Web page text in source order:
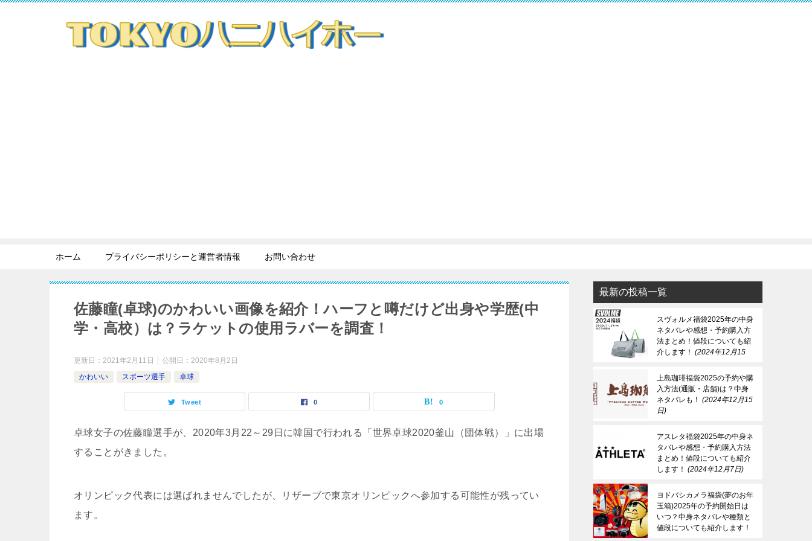
ホーム プライバシーポリシーと運営者情報 お問い合わせ
佐藤瞳(卓球)のかわいい画像を紹介！ハーフと噂だけど出身や学歴(中
学・高校）は？ラケットの使用ラバーを調査！
更新日： 2021年2月11日 公開日： 2020年8月2日
かわいい
スポーツ選手 卓球
Tweet 0 0
卓球女子の佐藤瞳選手が、2020年3月22～29日に韓国で行われる「世界卓球2020釜山（団体戦）」に出場
することがきました。
オリンピック代表には選ばれませんでしたが、リザーブで東京オリンピックへ参加する可能性が残ってい
ます。
最新の投稿一覧
スヴォルメ福袋2025年の中身
ネタバレや感想・予約購入方
法まとめ！値段についても紹
介します！
2024年12月15
上島珈琲福袋2025の予約や購
入方法(通販・店舗)は？中身
ネタバレも！
2024年12月15
日
アスレタ福袋2025年の中身ネ
タバレや感想・予約購入方法
まとめ！値段についても紹介
します！
2024年12月7日
ヨドバシカメラ福袋(夢のお年
玉箱)2025年の予約開始日は
いつ？中身ネタバレや種類と
値段についても紹介します！